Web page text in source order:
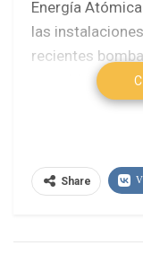
Energía
las
recientes
respaldada por
unanimidad
científicos del
Share